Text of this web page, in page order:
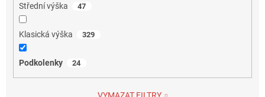
Střední výška 47
Klasická výška 329
Podkolenky 24